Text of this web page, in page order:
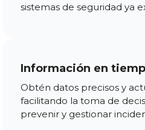
sistemas de seguridad ya
Información en
Obtén datos precisos y
facilitando la toma de
prevenir y gestionar